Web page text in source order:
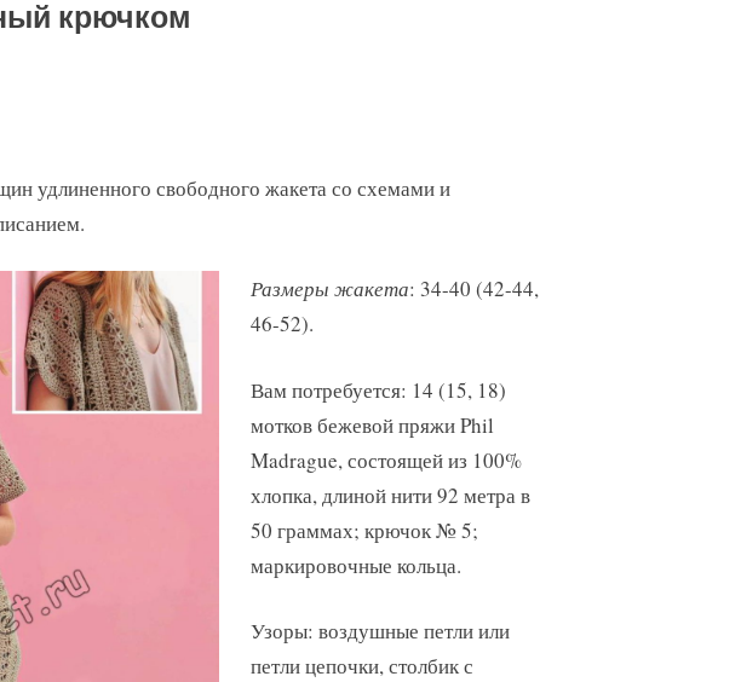
крючком
удлиненного свободного жакета со схемами и
Размеры жакета: 34-40 (42-44,
46-52).
Вам потребуется: 14 (15, 18)
мотков бежевой пряжи Phil
Madrague, состоящей из 100%
хлопка, длиной нити 92 метра в
50 граммах; крючок № 5;
маркировочные кольца.
Узоры: воздушные петли или
петли цепочки, столбик с